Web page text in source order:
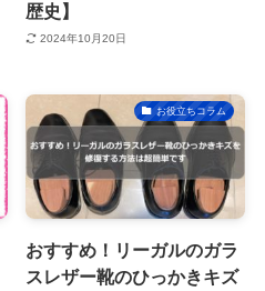
歴史】
2024年10月20日
お役立ちコラム
おすすめ！リーガルのガラ
スレザー靴のひっかきキズ